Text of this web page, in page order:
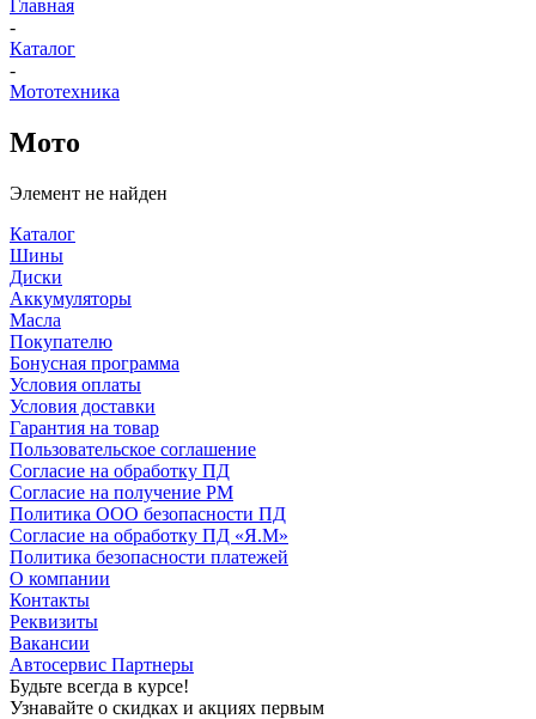
Главная
-
Каталог
-
Мототехника
Мото
Элемент не найден
Каталог
Шины
Диски
Аккумуляторы
Масла
Покупателю
Бонусная программа
Условия оплаты
Условия доставки
Гарантия на товар
Пользовательское соглашение
Согласие на обработку ПД
Согласие на получение РМ
Политика ООО безопасности ПД
Согласие на обработку ПД «Я.М»
Политика безопасности платежей
О компании
Контакты
Реквизиты
Вакансии
Автосервис Партнеры
Будьте всегда в курсе!
Узнавайте о скидках и акциях первым